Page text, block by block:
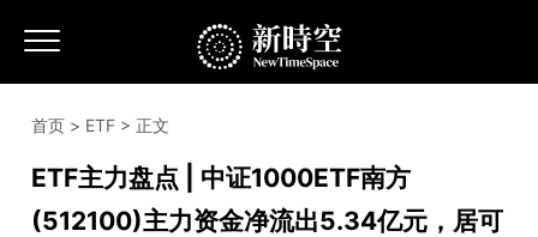
首页 > ETF > 正文
ETF主力盘点 | 中证1000ETF南方
(512100)主力资金净流出5.34亿元，居可